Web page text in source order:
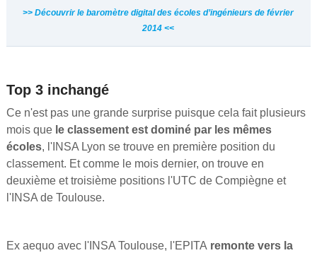
>> Découvrir le baromètre digital des écoles d’ingénieurs de février
2014 <<
Top 3 inchangé
Ce n'est pas une grande surprise puisque cela fait plusieurs
mois que le classement est dominé par les mêmes
écoles, l'INSA Lyon se trouve en première position du
classement. Et comme le mois dernier, on trouve en
deuxième et troisième positions l'UTC de Compiègne et
l'INSA de Toulouse.
Ex aequo avec l'INSA Toulouse, l'EPITA remonte vers la